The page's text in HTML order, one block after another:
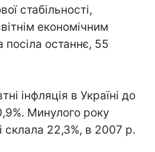
стабільності,
економічним
останнє, 55
інфляція в Україні до
Минулого року
склала 22,3%, в 2007 р.